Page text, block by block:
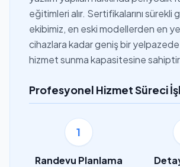
eğitimleri alır. Sertifikalarını sürekli
ekibimiz, en eski modellerden en
cihazlara kadar geniş bir
hizmet sunma kapasitesine
Profesyonel Hizmet Süreci
1
Randevu Planlama